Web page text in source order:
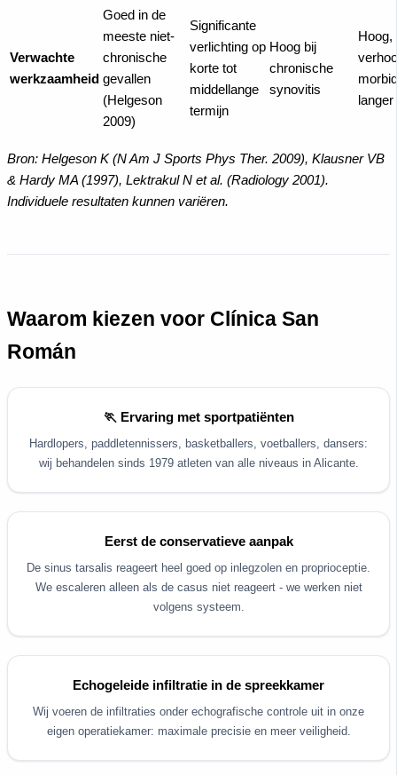
Verwachte
werkzaamheid
Goed in de
meeste niet-
chronische
gevallen
(Helgeson
2009)
Significante
verlichting op
korte tot
middellange
termijn
Hoog bij
chronische
synovitis
Hoog,
Bron: Helgeson K (N Am J Sports Phys Ther. 2009), Klausner VB
& Hardy MA (1997), Lektrakul N et al. (Radiology 2001).
Individuele resultaten kunnen variëren.
Waarom kiezen voor Clínica San
Román
🏃 Ervaring met sportpatiënten
Hardlopers, paddletennissers, basketballers, voetballers, dansers:
wij behandelen sinds 1979 atleten van alle niveaus in Alicante.
Eerst de conservatieve aanpak
De sinus tarsalis reageert heel goed op inlegzolen en proprioceptie.
We escaleren alleen als de casus niet reageert - we werken niet
volgens systeem.
Echogeleide infiltratie in de spreekkamer
Wij voeren de infiltraties onder echografische controle uit in onze
eigen operatiekamer: maximale precisie en meer veiligheid.